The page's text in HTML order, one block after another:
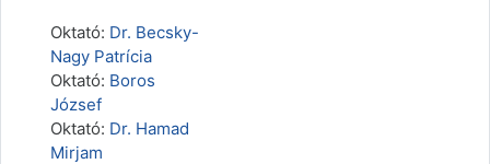
Oktató: Dr. Becsky-
Nagy Patrícia
Oktató: Boros
József
Oktató: Dr. Hamad
Mirjam